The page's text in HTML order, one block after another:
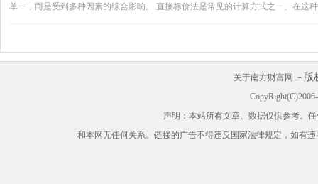
单一，而是受到多种因素的综合影响。 直接标价法是常见的计算方式之一。在这
关于南方财富网 － 版
声明：本站所有文章、数据仅供参考。
和本网无任何关系。链接的广告不得违反国家法律规定，如有